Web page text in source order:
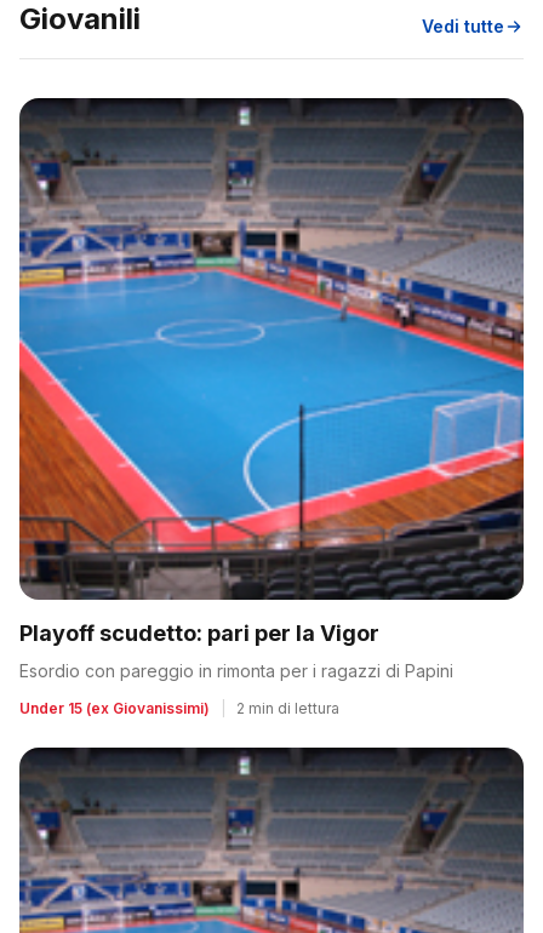
Giovanili Vedi tutte
Playoff scudetto: pari per la Vigor
Esordio con pareggio in rimonta per i ragazzi di Papini
Under 15 (ex Giovanissimi) 2 min di lettura